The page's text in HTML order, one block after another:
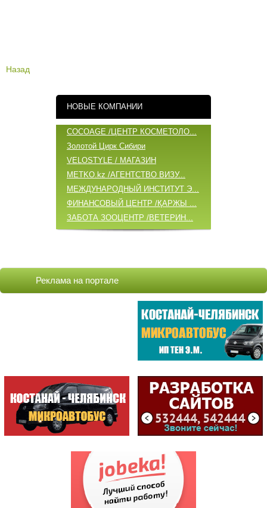
Назад
НОВЫЕ КОМПАНИИ
COCOAGE /ЦЕНТР КОСМЕТОЛО...
Золотой Цирк Сибири
VELOSTYLE / МАГАЗИН
METKO.kz /АГЕНТСТВО ВИЗУ...
МЕЖДУНАРОДНЫЙ ИНСТИТУТ Э...
ФИНАНСОВЫЙ ЦЕНТР /ҚАРЖЫ ...
ЗАБОТА ЗООЦЕНТР /ВЕТЕРИН...
ВИТА ЦЕНТР / VITA ЦЕНТР/...
VELOSTYLE / МАГАЗИН
METKO.kz /АГЕНТСТВО ВИЗУ...
СТРОИТЕЛЬ /МАГАЗИН /ИП К...
ЦЕНТРАЛ /БИЛЬЯРДНЫЙ КЛУБ
САМЫЕ ПОСЕЩАЕМЫЕ
ЦЕНТР
(198810)
АСТЫКЖАН /СУПЕРМАР...
(171386)
СПЕЦИАЛИЗИРОВАННЫЙ...
(144046)
НАЛОГОВОЕ УПРАВЛЕН...
(135796)
КИНОТЕАТР КАЗАХСТАН
(121348)
Реклама на портале